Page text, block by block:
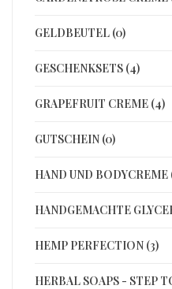
GELDBEUTEL (0)
GESCHENKSETS (4)
GRAPEFRUIT CREME (4)
GUTSCHEIN (0)
HAND UND BODYCREME
HANDGEMACHTE
HEMP PERFECTION (3)
HERBAL SOAPS - STEP